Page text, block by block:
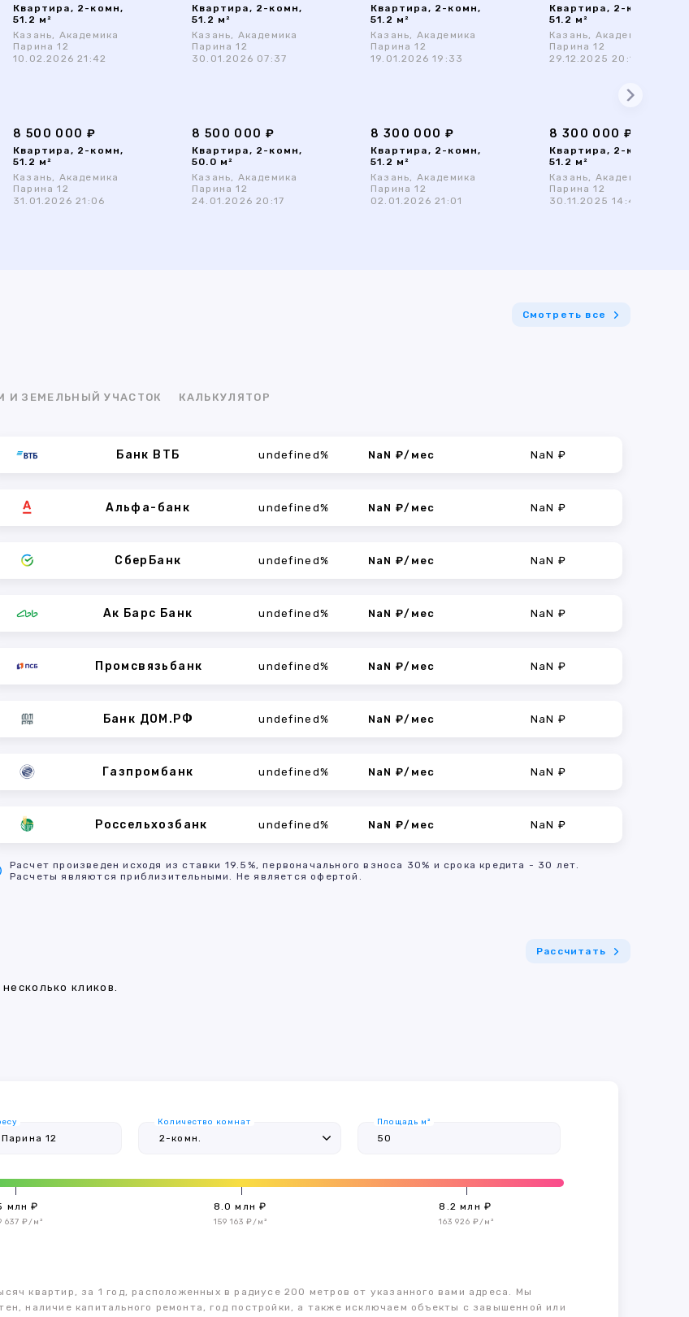
Квартира, 2-комн,
51.2 м²
Казань, Академика
Парина 12
10.02.2026 21:42
Квартира, 2-комн,
51.2 м²
Казань, Академика
Парина 12
30.01.2026 07:37
Квартира, 2-комн,
51.2 м²
Казань, Академика
Парина 12
19.01.2026 19:33
Квартира, 2-комн,
51.2 м²
Казань, Академика
Парина 12
29.12.2025 20:13
8 500 000 ₽
Квартира, 2-комн,
51.2 м²
Казань, Академика
Парина 12
31.01.2026 21:06
8 500 000 ₽
Квартира, 2-комн,
50.0 м²
Казань, Академика
Парина 12
24.01.2026 20:17
8 300 000 ₽
Квартира, 2-комн,
51.2 м²
Казань, Академика
Парина 12
02.01.2026 21:01
8 300 000 ₽
Квартира, 2-комн,
51.2 м²
Казань, Академика
Парина 12
30.11.2025 14:47
Смотреть все
И ЗЕМЕЛЬНЫЙ УЧАСТОК КАЛЬКУЛЯТОР
Банк ВТБ undefined% NaN ₽/мес NaN ₽
Альфа-банк undefined% NaN ₽/мес NaN ₽
СберБанк undefined% NaN ₽/мес NaN ₽
Ак Барс Банк undefined% NaN ₽/мес NaN ₽
Промсвязьбанк undefined% NaN ₽/мес NaN ₽
Банк ДОМ.РФ undefined% NaN ₽/мес NaN ₽
Газпромбанк undefined% NaN ₽/мес NaN ₽
Россельхозбанк undefined% NaN ₽/мес NaN ₽
Расчет произведен исходя из ставки 19.5%, первоначального взноса 30% и срока кредита - 30 лет.
Расчеты являются приблизительными. Не является офертой.
Рассчитать
кликов.
Количество комнат Площадь м²
млн ₽
637 ₽/м²
8.0 млн ₽
159 163 ₽/м²
8.2 млн ₽
163 926 ₽/м²
квартир, за 1 год, расположенных в радиусе 200 метров от указанного вами адреса. Мы
наличие капитального ремонта, год постройки, а также исключаем объекты с завышенной или